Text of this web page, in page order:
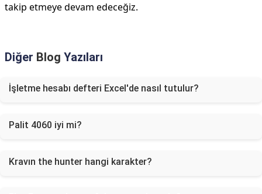
takip etmeye devam edeceğiz.
Diğer Blog Yazıları
İşletme hesabı defteri Excel'de nasıl tutulur?
Palit 4060 iyi mi?
Kravın the hunter hangi karakter?